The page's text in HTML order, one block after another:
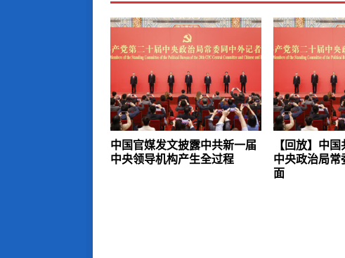
中国官媒发文披露中共新一届
中央领导机构产生全过程
【回放】中
中央政治局
面